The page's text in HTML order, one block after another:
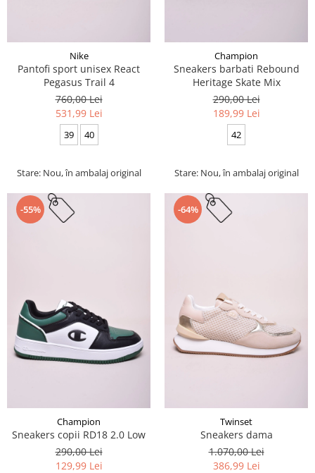
Nike
Pantofi sport unisex React
Pegasus Trail 4
760,00 Lei
531,99 Lei
39 40
Stare: Nou, în ambalaj original
Champion
Sneakers barbati Rebound
Heritage Skate Mix
290,00 Lei
189,99 Lei
42
Stare: Nou, în ambalaj original
-55%
Champion
Sneakers copii RD18 2.0 Low
290,00 Lei
129,99 Lei
-64%
Twinset
Sneakers dama
1.070,00 Lei
386,99 Lei